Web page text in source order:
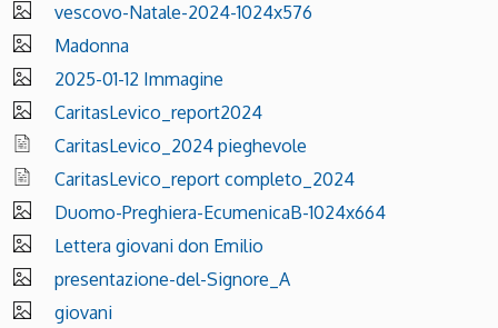
vescovo-Natale-2024-1024x576
Madonna
2025-01-12 Immagine
CaritasLevico_report2024
CaritasLevico_2024 pieghevole
CaritasLevico_report completo_2024
Duomo-Preghiera-EcumenicaB-1024x664
Lettera giovani don Emilio
presentazione-del-Signore_A
giovani